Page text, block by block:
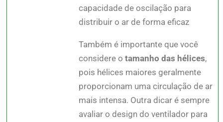
capacidade de oscilação para
distribuir o ar de forma eficaz
Também é importante que você
considere otamanho das hélices,
pois hélices maiores geralmente
proporcionam uma circulação de ar
mais intensa. Outra dicar é sempre
avaliar o design do ventilador para